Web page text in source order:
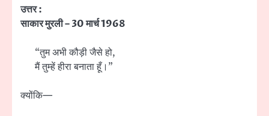
उत्तर :
साकार मुरली – 30 मार्च 1968
“तुम अभी कौड़ी जैसे हो,
मैं तुम्हें हीरा बनाता हूँ।”
क्योंकि—